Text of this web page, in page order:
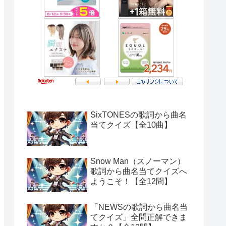
SixTONESの歌詞から曲名
当てクイズ【全10曲】
Snow Man（スノーマン）
歌詞から曲名当てクイズへ
ようこそ！【全12問】
「NEWSの歌詞から曲名当
てクイズ」全問正解できま